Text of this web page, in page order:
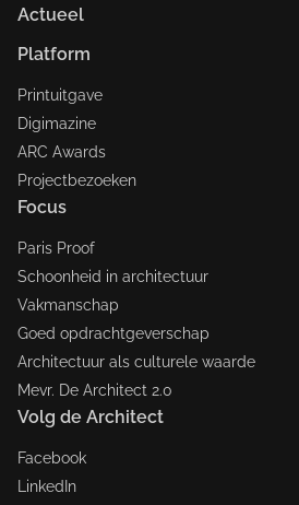
Actueel
Platform
Printuitgave
Digimazine
ARC Awards
Projectbezoeken
Focus
Paris Proof
Schoonheid in architectuur
Vakmanschap
Goed opdrachtgeverschap
Architectuur als culturele waarde
Mevr. De Architect 2.0
Volg de Architect
Facebook
LinkedIn